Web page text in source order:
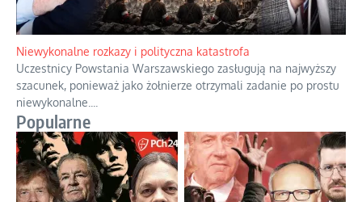
Niewykonalne rozkazy i polityczna katastrofa
Uczestnicy Powstania Warszawskiego zasługują na najwyższy
szacunek, ponieważ jako żołnierze otrzymali zadanie po prostu
niewykonalne.
Popularne